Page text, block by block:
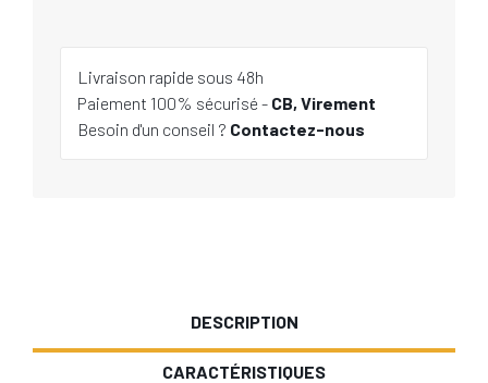
Livraison rapide sous 48h
Paiement 100% sécurisé - CB, Virement
Besoin d'un conseil ? Contactez-nous
DESCRIPTION
CARACTÉRISTIQUES